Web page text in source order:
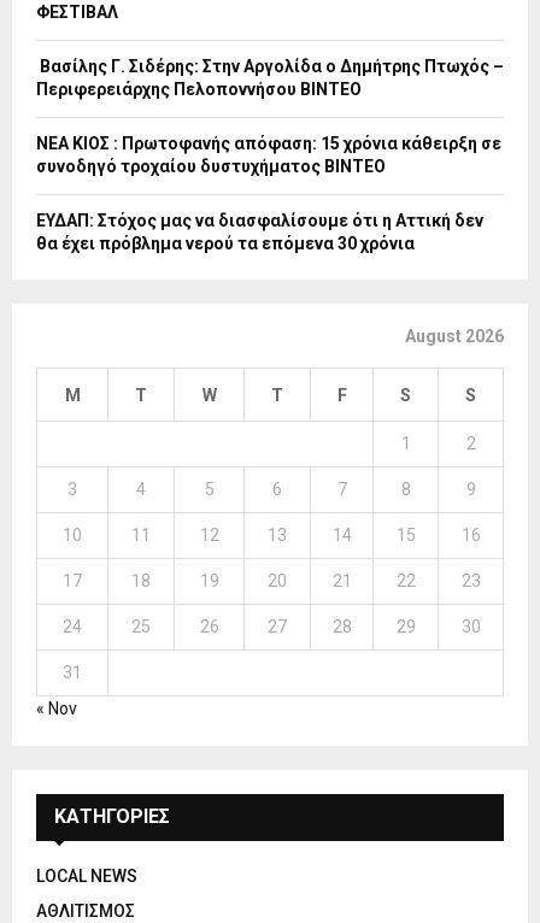
ΦΕΣΤΙΒΑΛ
Βασίλης Γ. Σιδέρης: Στην Αργολίδα ο Δημήτρης Πτωχός –
Περιφερειάρχης Πελοποννήσου ΒΙΝΤΕΟ
ΝΕΑ ΚΙΟΣ : Πρωτοφανής απόφαση: 15 χρόνια κάθειρξη σε
συνοδηγό τροχαίου δυστυχήματος ΒΙΝΤΕΟ
ΕΥΔΑΠ: Στόχος μας να διασφαλίσουμε ότι η Αττική δεν
θα έχει πρόβλημα νερού τα επόμενα 30 χρόνια
August 2026
M T W T F S S
1 2
3 4 5 6 7 8 9
10 11 12 13 14 15 16
17 18 19 20 21 22 23
24 25 26 27 28 29 30
31
« Nov
ΚΑΤΗΓΟΡΙΕΣ
LOCAL NEWS
ΑΘΛΙΤΙΣΜΟΣ